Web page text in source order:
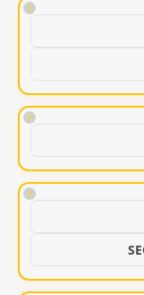
!
!
!